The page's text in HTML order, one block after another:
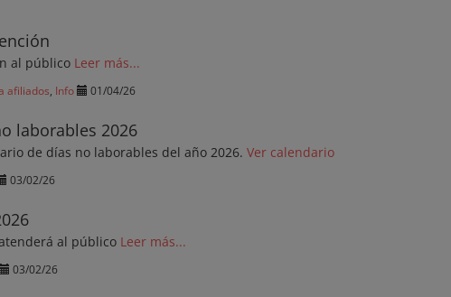
al público Leer más...
afiliados Info 01/04/26
laborables 2026
de días no laborables del año 2026. Ver calendario
03/02/26
al público Leer más...
03/02/26